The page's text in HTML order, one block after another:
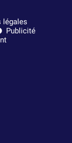
légales
Publicité